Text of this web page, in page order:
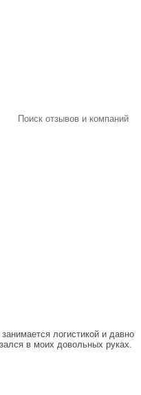
Поиск отзывов и компаний
логистикой и давно
в моих довольных руках.